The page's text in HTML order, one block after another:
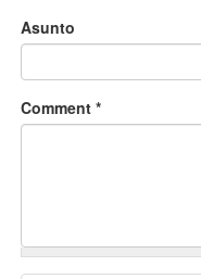
Asunto
Comment *